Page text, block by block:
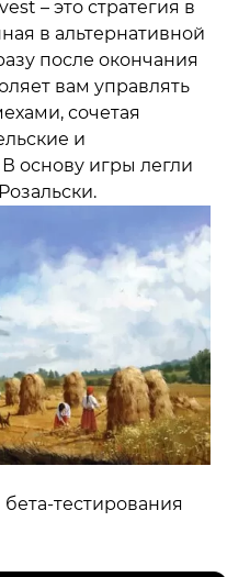
– это стратегия в
в альтернативной
после окончания
вам управлять
сочетая
и
основу игры легли
тестирования